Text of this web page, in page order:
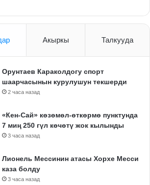
Акыркы Талкууда
Орунтаев Караколдогу спорт
шаарчасынын курулушун текшерди
2 часа назад
«Кен-Сай» көзөмөл-өткөрмө пунктунда
7 миң 250 гүл көчөтү жок кылынды
3 часа назад
Лионель Мессинин атасы Хорхе Месси
каза болду
3 часа назад